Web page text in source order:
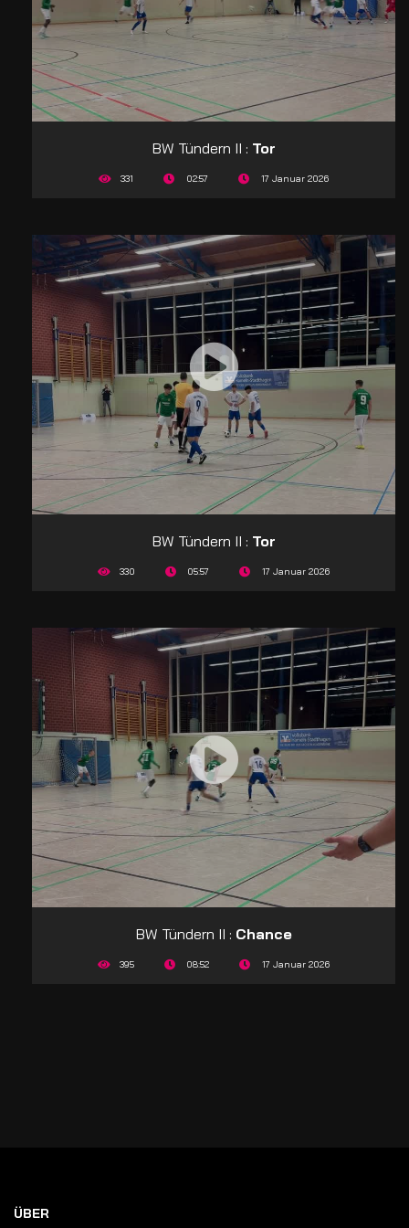
BW Tündern II : Tor
331 02:57 17 Januar 2026
BW Tündern II : Tor
330 05:57 17 Januar 2026
BW Tündern II : Chance
395 08:52 17 Januar 2026
ÜBER